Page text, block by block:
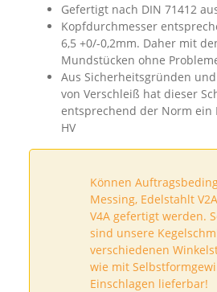
Gefertigt nach DIN 71412
Kopfdurchmesser
6,5 +0/-0,2mm. Daher mit
Mundstücken ohne
Aus Sicherheitsgründen
von Verschleiß hat dieser
entsprechend der Norm ein
HV
Können
Messing, Edelstahlt
V4A gefertigt werden.
sind unsere
verschiedenen
wie mit
Einschlagen lieferbar!